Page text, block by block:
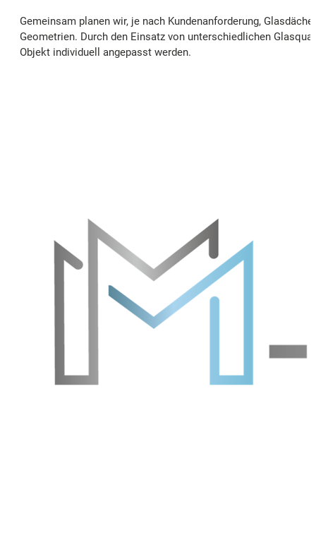
Gemeinsam planen wir, je nach Kundenanforderung,
Geometrien. Durch den Einsatz von unterschiedlichen
Objekt individuell angepasst werden.